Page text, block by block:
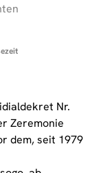
Nr.
Zeremonie
dem, seit 1979